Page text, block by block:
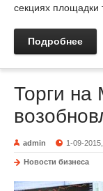
секциях площадки
Подробнее
Торги на
admin 1-09-
Новости бизнеса